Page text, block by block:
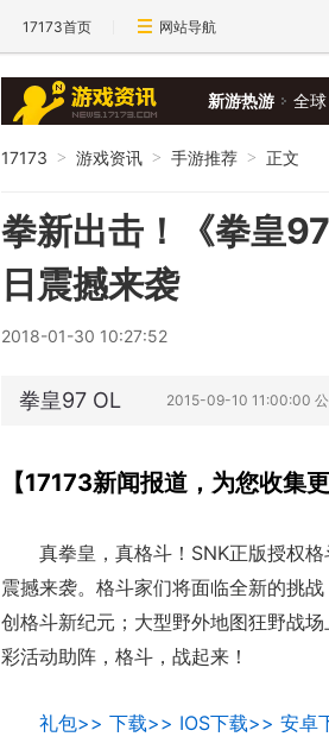
17173首页 网站导航
新游热游 全球
17173 > 游戏资讯 > 手游推荐 > 正文
拳新出击！《拳皇
日震撼来袭
2018-01-30 10:27:52
拳皇97 OL 2015-09-10 11:00:00
【17173新闻报道，为您收集
真拳皇，真格斗！SNK正版授权
震撼来袭。格斗家们将面临全新的挑
创格斗新纪元；大型野外地图狂野战
彩活动助阵，格斗，战起来！
礼包>> 下载>> IOS下载>> 安卓